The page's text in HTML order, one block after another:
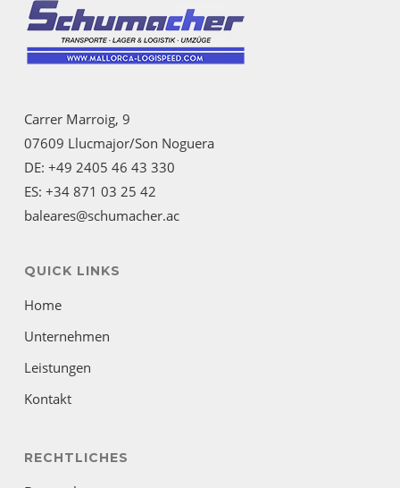
Carrer Marroig, 9
07609 Llucmajor/Son Noguera
DE: +49 2405 46 43 330
ES: +34 871 03 25 42
baleares@schumacher.ac
QUICK LINKS
Home
Unternehmen
Leistungen
Kontakt
RECHTLICHES